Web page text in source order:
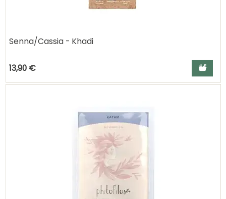
Senna/Cassia - Khadi
13,90 € Ajouter